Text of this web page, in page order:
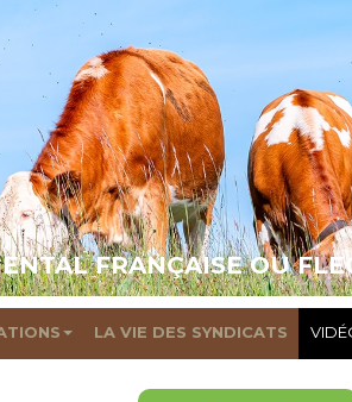
FRANÇAISE OU
LA VIE DES SYNDICATS